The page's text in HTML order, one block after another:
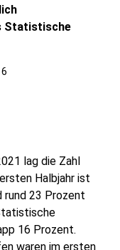
Statistische
lag die Zahl
Halbjahr ist
rund 23 Prozent
16 Prozent.
waren im ersten